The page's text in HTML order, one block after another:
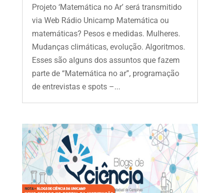
Projeto ‘Matemática no Ar’ será transmitido
via Web Rádio Unicamp Matemática ou
matemáticas? Pesos e medidas. Mulheres.
Mudanças climáticas, evolução. Algoritmos.
Esses são alguns dos assuntos que fazem
parte de “Matemática no ar”, programação
de entrevistas e spots –...